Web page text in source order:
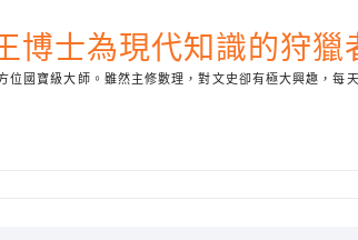
博士為現代知識的狩獵
位國寶級大師。雖然主修數理，對文史卻有極大興趣，每